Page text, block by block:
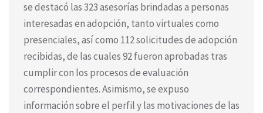
se destacó las 323 asesorías brindadas a personas
interesadas en adopción, tanto virtuales como
presenciales, así como 112 solicitudes de adopción
recibidas, de las cuales 92 fueron aprobadas tras
cumplir con los procesos de evaluación
correspondientes. Asimismo, se expuso
información sobre el perfil y las motivaciones de las